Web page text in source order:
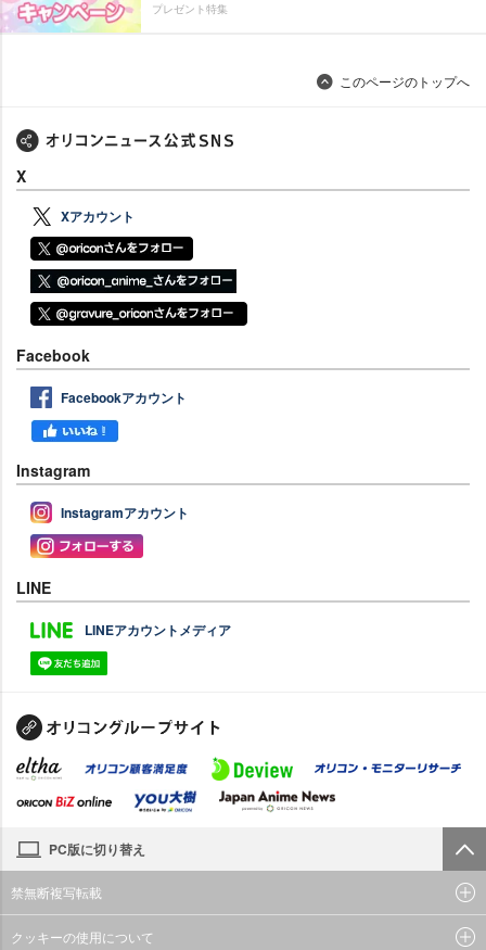
プレゼント特集
このページのトップへ
X
Xアカウント
Facebook
Facebookアカウント
Instagram
Instagramアカウント
LINE
LINEアカウントメディア
PC版に切り替え
禁無断複写転載
クッキーの使用について